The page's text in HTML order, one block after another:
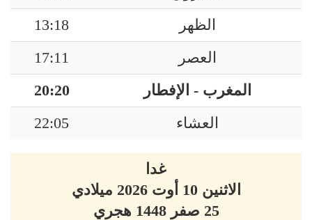
الظهر
13:18
العصر
17:11
المغرب - الإفطار
20:20
العشاء
22:05
غدا
الاثنين 10 أوت 2026 ميلادي
25 صفر 1448 هجري